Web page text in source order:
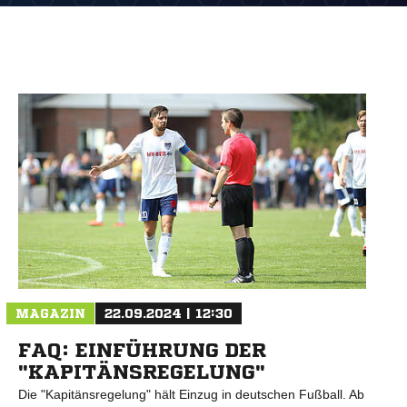
MAGAZIN 22.09.2024 | 12:30
FAQ: EINFÜHRUNG DER
"KAPITÄNSREGELUNG"
Die "Kapitänsregelung" hält Einzug in deutschen Fußball. Ab